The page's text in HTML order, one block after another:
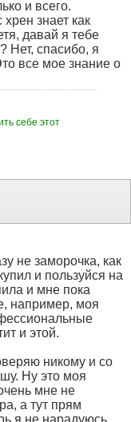
и всего.
знает как
давай я тебе
Нет, спасибо, я
все мое знание о
себе этот
не заморочка, как
и пользуйся на
и мне пока
например, моя
и этой.
никому и со
Ну это моя
мне не
а тут прям